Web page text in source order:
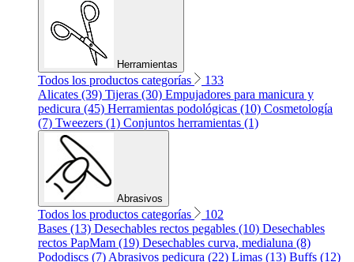
Herramientas
Todos los productos categorías
133
Alicates (39) Tijeras (30) Empujadores para manicura y
pedicura (45) Herramientas podológicas (10) Cosmetología
(7) Tweezers (1) Conjuntos herramientas (1)
Abrasivos
Todos los productos categorías
102
Bases (13) Desechables rectos pegables (10) Desechables
rectos PapMam (19) Desechables curva, medialuna (8)
Pododiscs (7) Abrasivos pedicura (22) Limas (13) Buffs (12)